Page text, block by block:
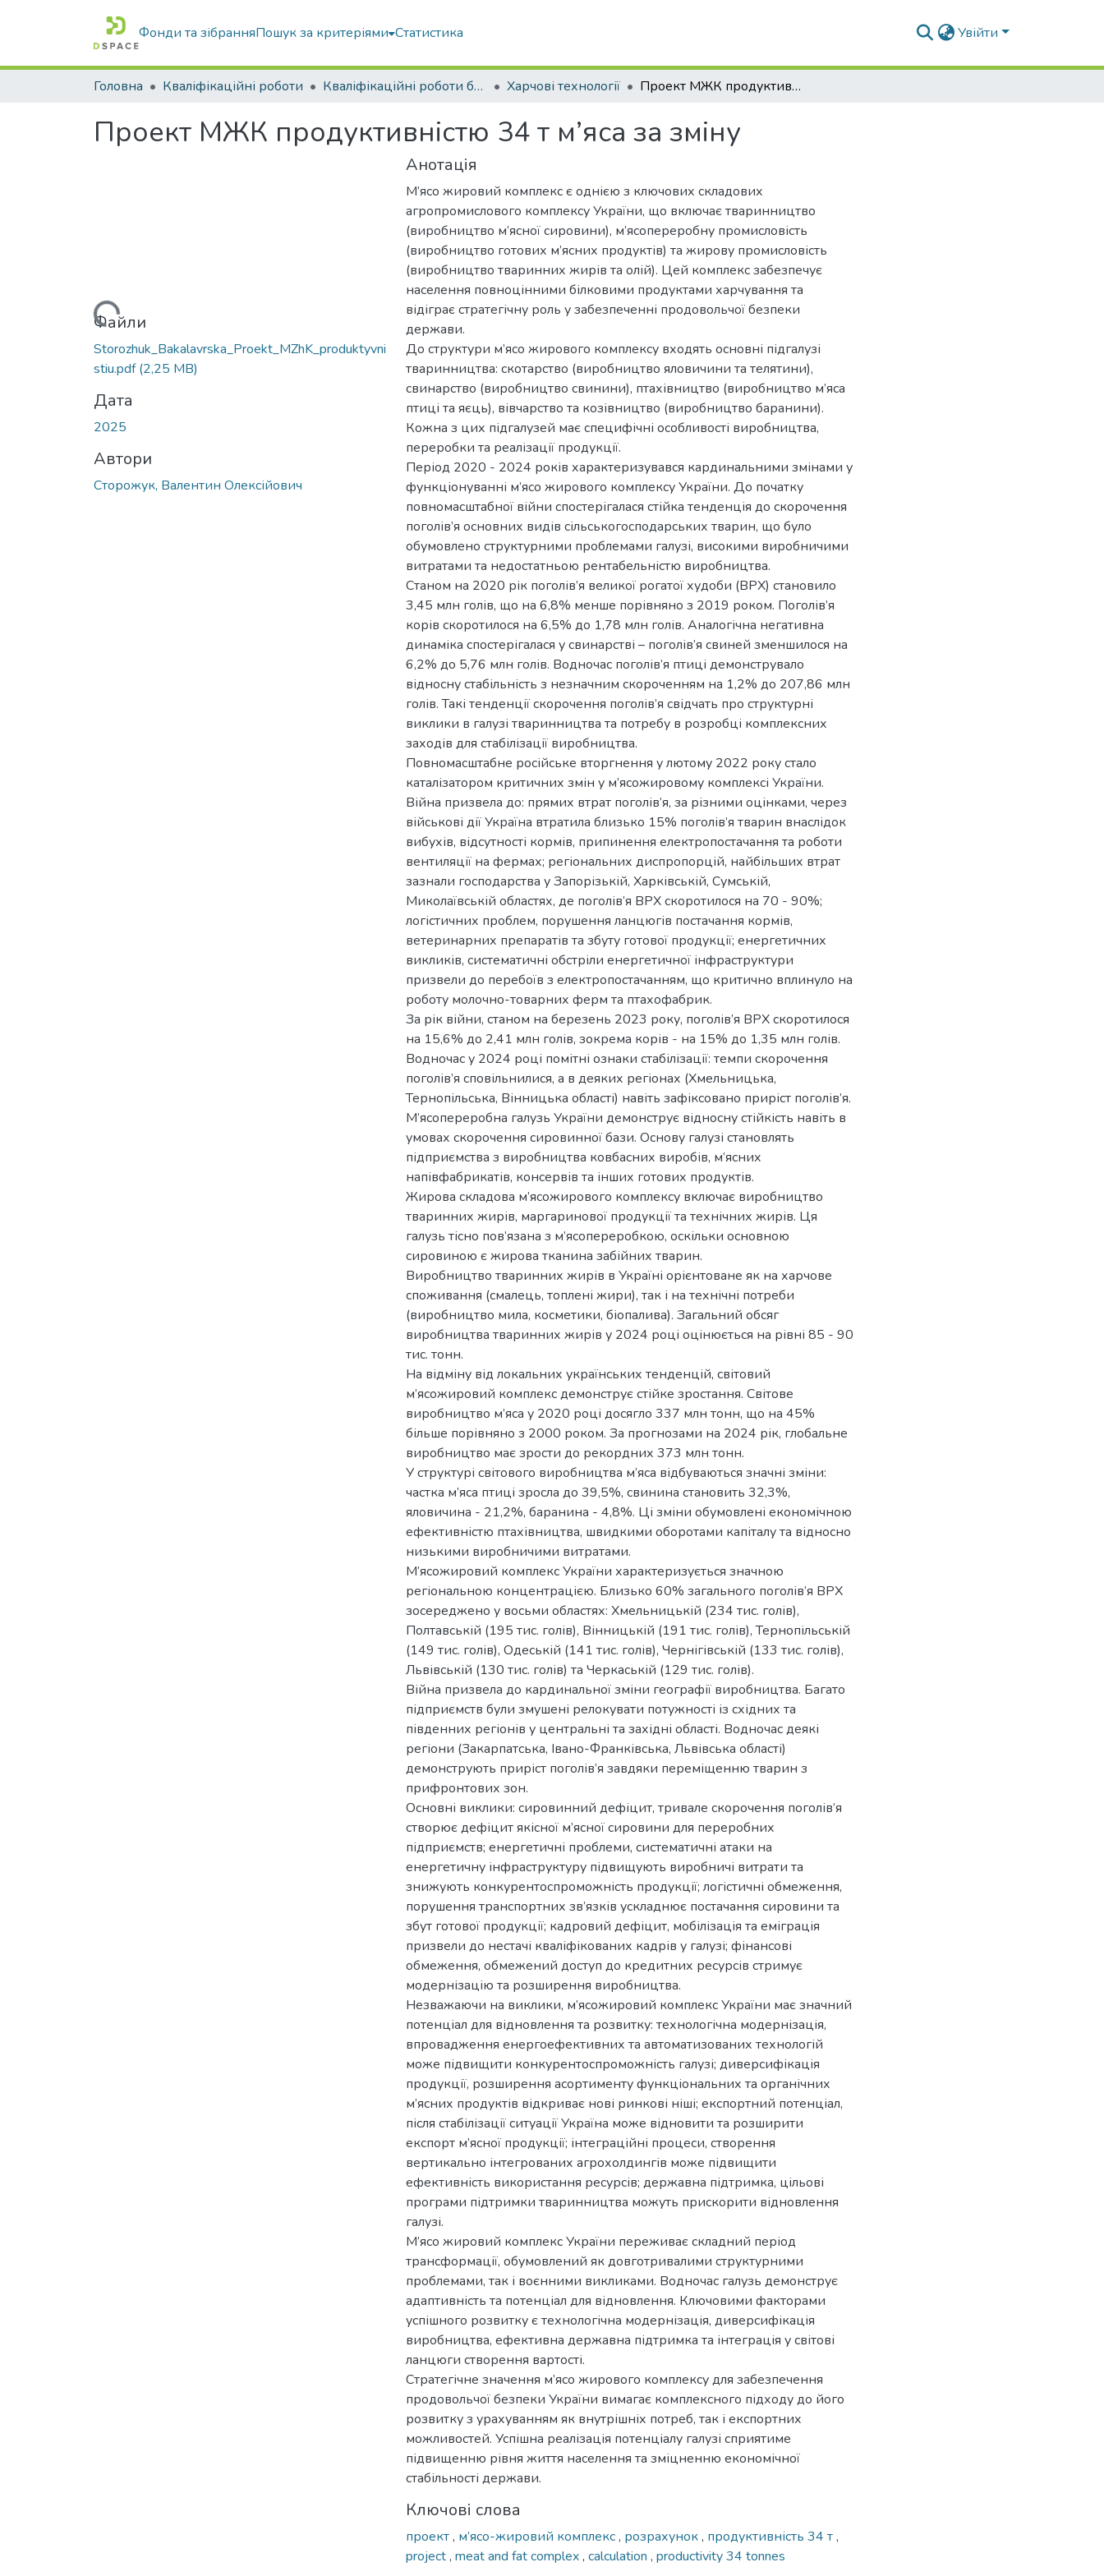
Фонди та зібранняПошук за критеріями Статистика Увійти
Головна Кваліфікаційні роботи Кваліфікаційні роботи бакалаврів Харчові технології Проект МЖК продуктивністю 34 т м’яса за зміну
Проект МЖК продуктивністю 34 т м’яса за зміну
Вантажиться...
Файли
Storozhuk_Bakalavrska_Proekt_MZhK_produktyvni
stiu.pdf(2,25 MB)
Дата
2025
Автори
Сторожук, Валентин Олексійович
Анотація
М’ясо жировий комплекс є однією з ключових складових
агропромислового комплексу України, що включає тваринництво
(виробництво м’ясної сировини), м’ясопереробну промисловість
(виробництво готових м’ясних продуктів) та жирову промисловість
(виробництво тваринних жирів та олій). Цей комплекс забезпечує
населення повноцінними білковими продуктами харчування та
відіграє стратегічну роль у забезпеченні продовольчої безпеки
держави.
До структури м’ясо жирового комплексу входять основні підгалузі
тваринництва: скотарство (виробництво яловичини та телятини),
свинарство (виробництво свинини), птахівництво (виробництво м’яса
птиці та яєць), вівчарство та козівництво (виробництво баранини).
Кожна з цих підгалузей має специфічні особливості виробництва,
переробки та реалізації продукції.
Період 2020 - 2024 років характеризувався кардинальними змінами у
функціонуванні м’ясо жирового комплексу України. До початку
повномасштабної війни спостерігалася стійка тенденція до скорочення
поголів’я основних видів сільськогосподарських тварин, що було
обумовлено структурними проблемами галузі, високими виробничими
витратами та недостатньою рентабельністю виробництва.
Станом на 2020 рік поголів’я великої рогатої худоби (ВРХ) становило
3,45 млн голів, що на 6,8% менше порівняно з 2019 роком. Поголів’я
корів скоротилося на 6,5% до 1,78 млн голів. Аналогічна негативна
динаміка спостерігалася у свинарстві – поголів’я свиней зменшилося на
6,2% до 5,76 млн голів. Водночас поголів’я птиці демонструвало
відносну стабільність з незначним скороченням на 1,2% до 207,86 млн
голів. Такі тенденції скорочення поголів’я свідчать про структурні
виклики в галузі тваринництва та потребу в розробці комплексних
заходів для стабілізації виробництва.
Повномасштабне російське вторгнення у лютому 2022 року стало
каталізатором критичних змін у м’ясожировому комплексі України.
Війна призвела до: прямих втрат поголів’я, за різними оцінками, через
військові дії Україна втратила близько 15% поголів’я тварин внаслідок
вибухів, відсутності кормів, припинення електропостачання та роботи
вентиляції на фермах; регіональних диспропорцій, найбільших втрат
зазнали господарства у Запорізькій, Харківській, Сумській,
Миколаївській областях, де поголів’я ВРХ скоротилося на 70 - 90%;
логістичних проблем, порушення ланцюгів постачання кормів,
ветеринарних препаратів та збуту готової продукції; енергетичних
викликів, систематичні обстріли енергетичної інфраструктури
призвели до перебоїв з електропостачанням, що критично вплинуло на
роботу молочно-товарних ферм та птахофабрик.
За рік війни, станом на березень 2023 року, поголів’я ВРХ скоротилося
на 15,6% до 2,41 млн голів, зокрема корів - на 15% до 1,35 млн голів.
Водночас у 2024 році помітні ознаки стабілізації: темпи скорочення
поголів’я сповільнилися, а в деяких регіонах (Хмельницька,
Тернопільська, Вінницька області) навіть зафіксовано приріст поголів’я.
М’ясопереробна галузь України демонструє відносну стійкість навіть в
умовах скорочення сировинної бази. Основу галузі становлять
підприємства з виробництва ковбасних виробів, м’ясних
напівфабрикатів, консервів та інших готових продуктів.
Жирова складова м’ясожирового комплексу включає виробництво
тваринних жирів, маргаринової продукції та технічних жирів. Ця
галузь тісно пов’язана з м’ясопереробкою, оскільки основною
сировиною є жирова тканина забійних тварин.
Виробництво тваринних жирів в Україні орієнтоване як на харчове
споживання (смалець, топлені жири), так і на технічні потреби
(виробництво мила, косметики, біопалива). Загальний обсяг
виробництва тваринних жирів у 2024 році оцінюється на рівні 85 - 90
тис. тонн.
На відміну від локальних українських тенденцій, світовий
м’ясожировий комплекс демонструє стійке зростання. Світове
виробництво м’яса у 2020 році досягло 337 млн тонн, що на 45%
більше порівняно з 2000 роком. За прогнозами на 2024 рік, глобальне
виробництво має зрости до рекордних 373 млн тонн.
У структурі світового виробництва м’яса відбуваються значні зміни:
частка м’яса птиці зросла до 39,5%, свинина становить 32,3%,
яловичина - 21,2%, баранина - 4,8%. Ці зміни обумовлені економічною
ефективністю птахівництва, швидкими оборотами капіталу та відносно
низькими виробничими витратами.
М’ясожировий комплекс України характеризується значною
регіональною концентрацією. Близько 60% загального поголів’я ВРХ
зосереджено у восьми областях: Хмельницькій (234 тис. голів),
Полтавській (195 тис. голів), Вінницькій (191 тис. голів), Тернопільській
(149 тис. голів), Одеській (141 тис. голів), Чернігівській (133 тис. голів),
Львівській (130 тис. голів) та Черкаській (129 тис. голів).
Війна призвела до кардинальної зміни географії виробництва. Багато
підприємств були змушені релокувати потужності із східних та
південних регіонів у центральні та західні області. Водночас деякі
регіони (Закарпатська, Івано-Франківська, Львівська області)
демонструють приріст поголів’я завдяки переміщенню тварин з
прифронтових зон.
Основні виклики: сировинний дефіцит, тривале скорочення поголів’я
створює дефіцит якісної м’ясної сировини для переробних
підприємств; енергетичні проблеми, систематичні атаки на
енергетичну інфраструктуру підвищують виробничі витрати та
знижують конкурентоспроможність продукції; логістичні обмеження,
порушення транспортних зв’язків ускладнює постачання сировини та
збут готової продукції; кадровий дефіцит, мобілізація та еміграція
призвели до нестачі кваліфікованих кадрів у галузі; фінансові
обмеження, обмежений доступ до кредитних ресурсів стримує
модернізацію та розширення виробництва.
Незважаючи на виклики, м’ясожировий комплекс України має значний
потенціал для відновлення та розвитку: технологічна модернізація,
впровадження енергоефективних та автоматизованих технологій
може підвищити конкурентоспроможність галузі; диверсифікація
продукції, розширення асортименту функціональних та органічних
м’ясних продуктів відкриває нові ринкові ніші; експортний потенціал,
після стабілізації ситуації Україна може відновити та розширити
експорт м’ясної продукції; інтеграційні процеси, створення
вертикально інтегрованих агрохолдингів може підвищити
ефективність використання ресурсів; державна підтримка, цільові
програми підтримки тваринництва можуть прискорити відновлення
галузі.
М’ясо жировий комплекс України переживає складний період
трансформації, обумовлений як довготривалими структурними
проблемами, так і воєнними викликами. Водночас галузь демонструє
адаптивність та потенціал для відновлення. Ключовими факторами
успішного розвитку є технологічна модернізація, диверсифікація
виробництва, ефективна державна підтримка та інтеграція у світові
ланцюги створення вартості.
Стратегічне значення м’ясо жирового комплексу для забезпечення
продовольчої безпеки України вимагає комплексного підходу до його
розвитку з урахуванням як внутрішніх потреб, так і експортних
можливостей. Успішна реалізація потенціалу галузі сприятиме
підвищенню рівня життя населення та зміцненню економічної
стабільності держави.
Ключові слова
проект, м’ясо-жировий комплекс, розрахунок, продуктивність 34 т,
project, meat and fat complex, calculation , productivity 34 tonnes